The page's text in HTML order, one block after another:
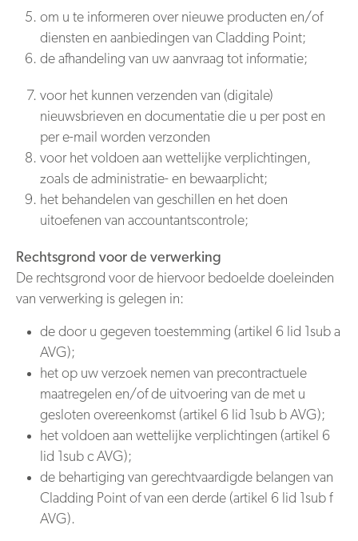
om u te informeren over nieuwe producten en/of
diensten en aanbiedingen van Cladding Point;
de afhandeling van uw aanvraag tot informatie;
voor het kunnen verzenden van (digitale)
nieuwsbrieven en documentatie die u per post en
per e-mail worden verzonden
voor het voldoen aan wettelijke verplichtingen,
zoals de administratie- en bewaarplicht;
het behandelen van geschillen en het doen
uitoefenen van accountantscontrole;
Rechtsgrond voor de verwerking
De rechtsgrond voor de hiervoor bedoelde doeleinden
van verwerking is gelegen in:
de door u gegeven toestemming (artikel 6 lid 1sub a
AVG);
het op uw verzoek nemen van precontractuele
maatregelen en/of de uitvoering van de met u
gesloten overeenkomst (artikel 6 lid 1sub b AVG);
het voldoen aan wettelijke verplichtingen (artikel 6
lid 1sub c AVG);
de behartiging van gerechtvaardigde belangen van
Cladding Point of van een derde (artikel 6 lid 1sub f
AVG).